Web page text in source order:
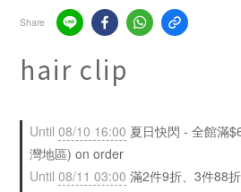
Share
hair clip
Until 08/10 16:00 夏日快閃 - 全館滿
灣地區) on order
Until 08/11 03:00 滿2件9折、3件88